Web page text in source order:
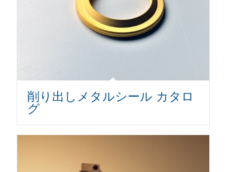
削り出しメタルシール カタロ
グ